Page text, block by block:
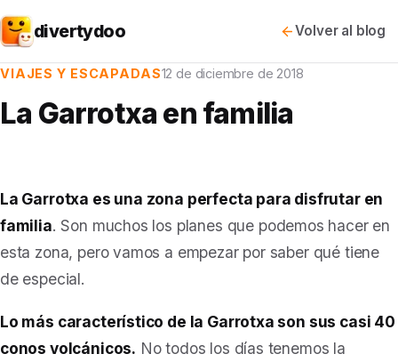
divertydoo Volver al blog
VIAJES Y ESCAPADAS12 de diciembre de 2018
La Garrotxa en familia
La Garrotxa es una zona perfecta para disfrutar en
familia. Son muchos los planes que podemos hacer en
esta zona, pero vamos a empezar por saber qué tiene
de especial.
Lo más característico de la Garrotxa son sus casi 40
conos volcánicos. No todos los días tenemos la